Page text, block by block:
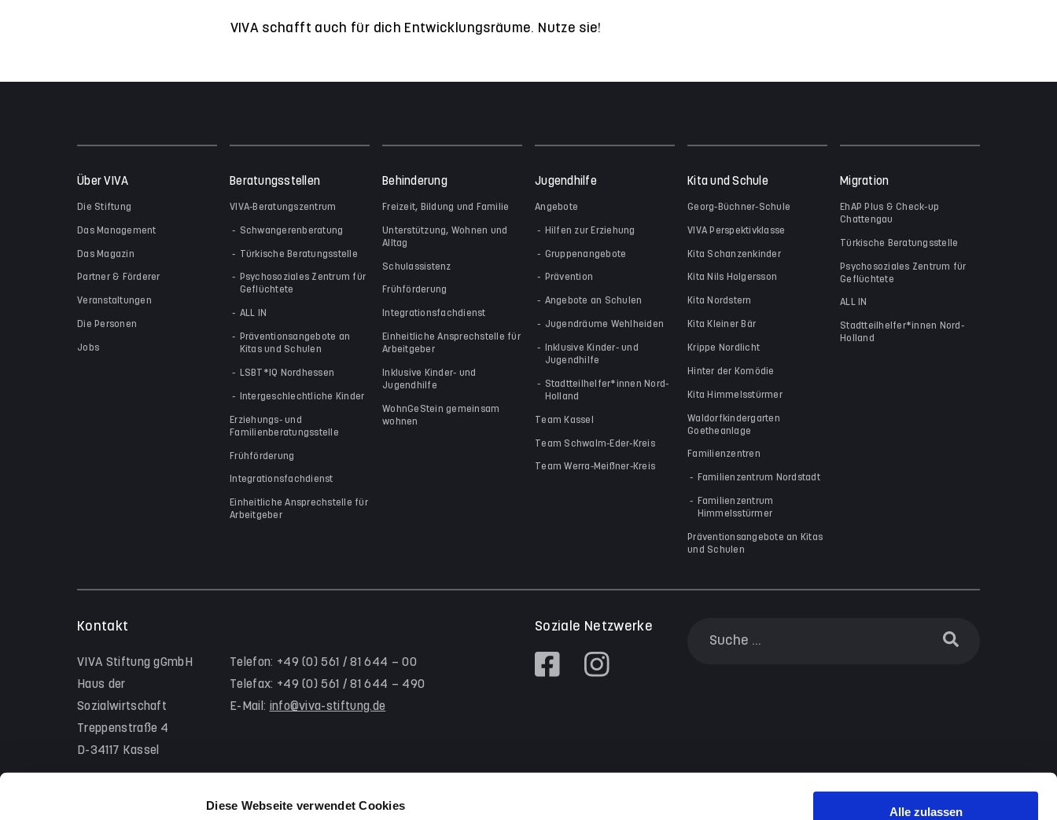
Diese Webseite verwendet Cookies Alle zulassen
VIVA schafft auch für dich Entwicklungsräume. Nutze sie!
Über VIVA
Die Stiftung
Das Management
Das Magazin
Partner & Förderer
Veranstaltungen
Die Personen
Jobs
Beratungsstellen
VIVA-Beratungszentrum
Schwangerenberatung
Türkische Beratungsstelle
Psychosoziales Zentrum für
Geflüchtete
ALL IN
Präventionsangebote an
Kitas und Schulen
LSBT*IQ Nordhessen
Intergeschlechtliche Kinder
Erziehungs- und
Familienberatungsstelle
Frühförderung
Integrationsfachdienst
Einheitliche Ansprechstelle für
Arbeitgeber
Behinderung
Freizeit, Bildung und Familie
Unterstützung, Wohnen und
Alltag
Schulassistenz
Frühförderung
Integrationsfachdienst
Einheitliche Ansprechstelle für
Arbeitgeber
Inklusive Kinder- und
Jugendhilfe
WohnGeStein gemeinsam
wohnen
Jugendhilfe
Angebote
Hilfen zur Erziehung
Gruppenangebote
Prävention
Angebote an Schulen
Jugendräume Wehlheiden
Inklusive Kinder- und
Jugendhilfe
Stadtteilhelfer*innen Nord-
Holland
Team Kassel
Team Schwalm-Eder-Kreis
Team Werra-Meißner-Kreis
Kita und Schule
Georg-Büchner-Schule
VIVA Perspektivklasse
Kita Schanzenkinder
Kita Nils Holgersson
Kita Nordstern
Kita Kleiner Bär
Krippe Nordlicht
Hinter der Komödie
Kita Himmelsstürmer
Waldorfkindergarten
Goetheanlage
Familienzentren
Familienzentrum Nordstadt
Familienzentrum
Himmelsstürmer
Präventionsangebote an Kitas
und Schulen
Migration
EhAP Plus & Check-up
Chattengau
Türkische Beratungsstelle
Psychosoziales Zentrum für
Geflüchtete
ALL IN
Stadtteilhelfer*innen Nord-
Holland
Kontakt
VIVA Stiftung gGmbH
Haus der
Sozialwirtschaft
Treppenstraße 4
D-34117 Kassel
Telefon: +49 (0) 561 / 81 644 – 00
Telefax: +49 (0) 561 / 81 644 – 490
E-Mail: info@viva-stiftung.de
Soziale Netzwerke